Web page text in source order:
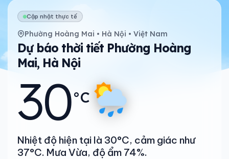
Cập nhật thực tế
Phường Hoàng Mai • Hà Nội • Việt Nam
Dự báo thời tiết Phường Hoàng
Mai, Hà Nội
30°C
Nhiệt độ hiện tại là 30°C, cảm giác như
37°C. Mưa Vừa, độ ẩm 74%.